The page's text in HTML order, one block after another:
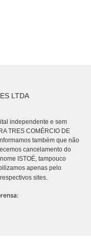
LTDA
independente e sem
TRES COMÉRCIO DE
também que não
cancelamento do
ISTOÉ, tampouco
apenas pelo
sites.